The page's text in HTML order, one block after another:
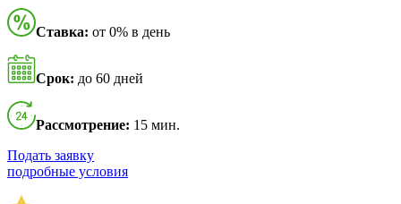
Ставка: от 0% в день
Срок: до 60 дней
Рассмотрение: 15 мин.
Подать заявку
подробные условия